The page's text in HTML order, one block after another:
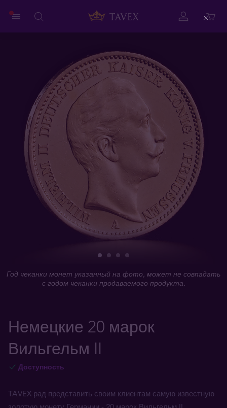
Год чеканки монет указанный на фото, может не совпадать
с годом чеканки продаваемого продукта.
Немецкие 20 марок
Вильгельм II
Доступность
TAVEX рад представить своим клиентам самую известную
Close